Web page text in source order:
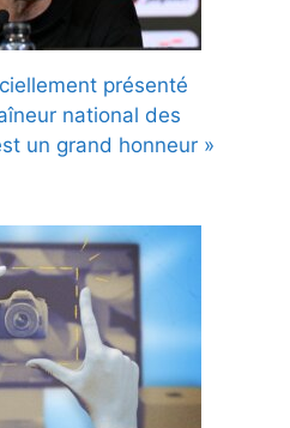
présenté
national des
un grand honneur »